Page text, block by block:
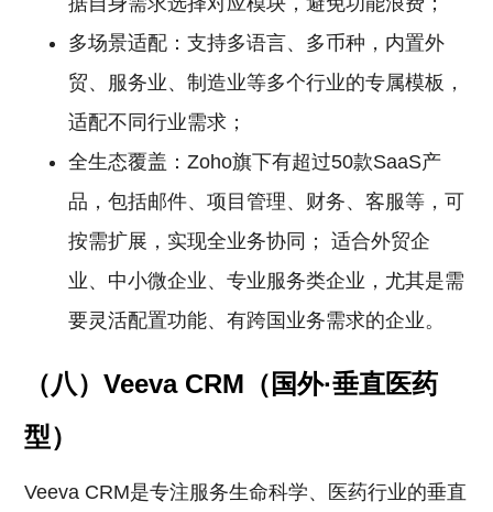
多场景适配：支持多语言、多币种，内置外
贸、服务业、制造业等多个行业的专属模板，
适配不同行业需求；
全生态覆盖：Zoho旗下有超过50款SaaS产
品，包括邮件、项目管理、财务、客服等，可
按需扩展，实现全业务协同； 适合外贸企
业、中小微企业、专业服务类企业，尤其是需
要灵活配置功能、有跨国业务需求的企业。
（八）Veeva CRM（国外·垂直医药
型）
Veeva CRM是专注服务生命科学、医药行业的垂直